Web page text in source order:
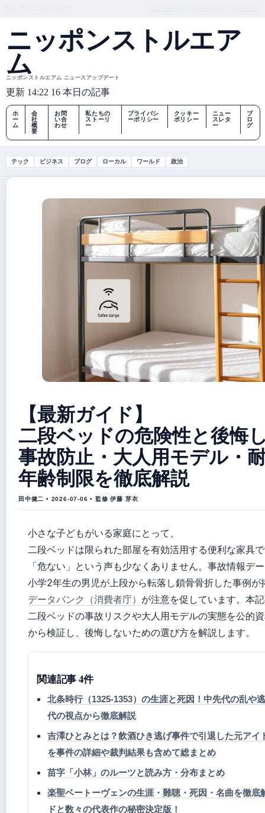
ニッポンストルエア
ム
ニッポンストルエアム ニュースアップデート
更新 14:22 16 本日の記事
ホ
ー
ム
会
社
概
要
お問
い合
わせ
私たちの
ストーリ
ー
プライバシ
ーポリシー
クッキー
ポリシー
ニュー
スレタ
ー
ブ
ロ
グ
テック ビジネス ブログ ローカル ワールド 政治
【最新ガイド】
二段ベッドの危険性と後悔
事故防止・大人用モデル・
年齢制限を徹底解説
田中健二 • 2026-07-06 • 監修 伊藤 芽衣
小さな子どもがいる家庭にとって、
二段ベッドは限られた部屋を有効活用する便利な家具
「危ない」という声も少なくありません。事故情報デ
小学2年生の男児が上段から転落し鎖骨骨折した事例が
データバンク（消費者庁） が注意を促しています。本
二段ベッドの事故リスクや大人用モデルの実態を公的
から検証し、後悔しないための選び方を解説します。
関連記事 4件
北条時行（1325-1353）の生涯と死因！中先代の乱や
代の視点から徹底解説
吉澤ひとみとは？飲酒ひき逃げ事件で引退した元アイ
を事件の詳細や裁判結果も含めて総まとめ
苗字「小林」のルーツと読み方・分布まとめ
楽聖ベートーヴェンの生涯・難聴・死因・名曲を徹底
ドと数々の代表作の秘密決定版！